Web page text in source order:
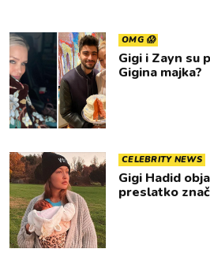
OMG 😱
Gigi i Zayn su
Gigina majka?
CELEBRITY NEWS
Gigi Hadid
preslatko